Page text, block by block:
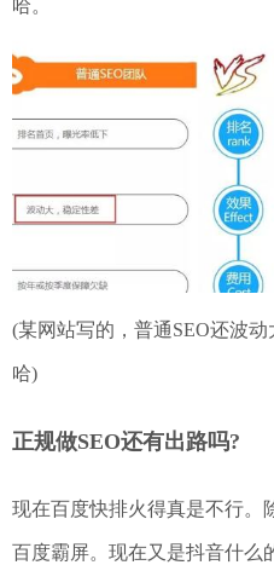
哈。
(某网站写的，普通SEO还波
哈)
正规做SEO还有出路吗?
现在百度快排火得真是不行。
百度霸屏。现在又是抖音什么